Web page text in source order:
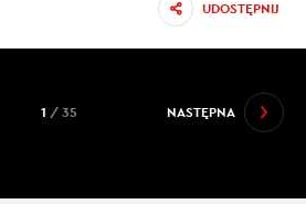
UDOSTĘPNIJ
NASTĘPNA
1 / 35